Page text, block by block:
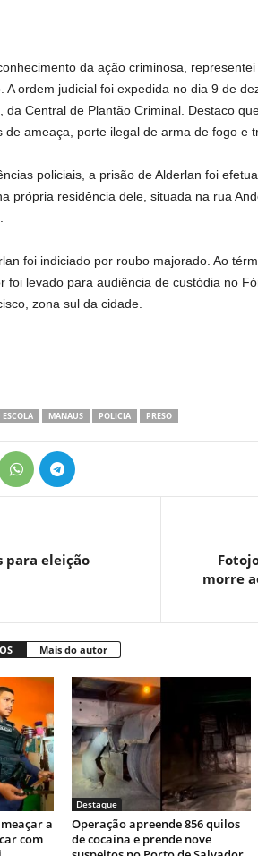
da ação criminosa,
A ordem judicial foi expedida no dia 9 de
da Central de Plantão Criminal. Destaco
de ameaça, porte ilegal de arma de fogo e
policiais, a prisão de Alderlan foi
própria residência dele, situada na rua
foi indiciado por roubo majorado. Ao
foi levado para audiência de custódia no
zona sul da cidade.
MANAUS POLICIA PRESO
para eleição
morre
Mais do autor
a
com
Destaque
Operação apreende 856 quilos
de cocaína e prende nove